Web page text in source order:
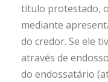
título protestado,
mediante
do credor. Se ele
através de
do endossatário